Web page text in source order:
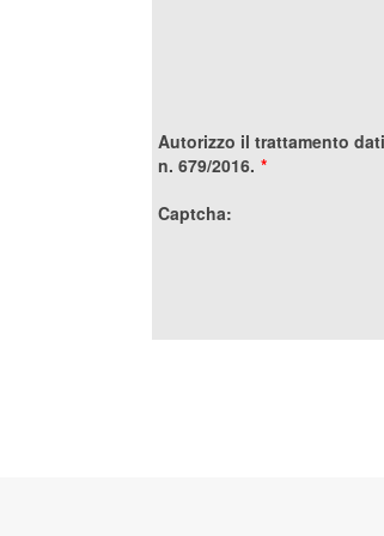
Autorizzo il trattamento
n. 679/2016. *
Captcha: